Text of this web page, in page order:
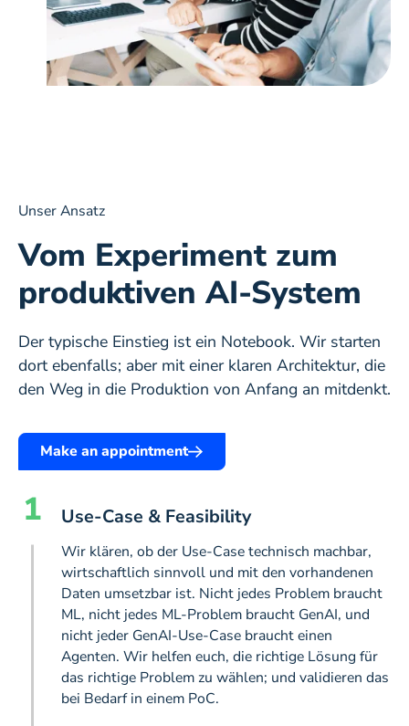
Unser Ansatz
Vom Experiment zum
produktiven AI-System
Der typische Einstieg ist ein Notebook. Wir starten
dort ebenfalls; aber mit einer klaren Architektur, die
den Weg in die Produktion von Anfang an mitdenkt.
Make an appointment
1 Use-Case & Feasibility
Wir klären, ob der Use-Case technisch machbar,
wirtschaftlich sinnvoll und mit den vorhandenen
Daten umsetzbar ist. Nicht jedes Problem braucht
ML, nicht jedes ML-Problem braucht GenAI, und
nicht jeder GenAI-Use-Case braucht einen
Agenten. Wir helfen euch, die richtige Lösung für
das richtige Problem zu wählen; und validieren das
bei Bedarf in einem PoC.